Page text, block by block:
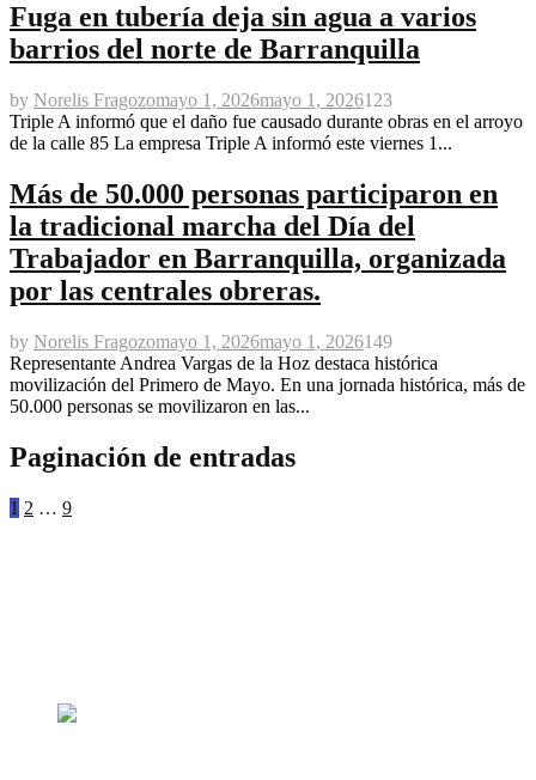
Fuga en tubería deja sin agua a varios
barrios del norte de Barranquilla
by Norelis Fragozomayo 1, 2026mayo 1, 2026123
Triple A informó que el daño fue causado durante obras en el arroyo
de la calle 85 La empresa Triple A informó este viernes 1...
Más de 50.000 personas participaron en
la tradicional marcha del Día del
Trabajador en Barranquilla, organizada
por las centrales obreras.
by Norelis Fragozomayo 1, 2026mayo 1, 2026149
Representante Andrea Vargas de la Hoz destaca histórica
movilización del Primero de Mayo. En una jornada histórica, más de
50.000 personas se movilizaron en las...
Paginación de entradas
1 2 … 9